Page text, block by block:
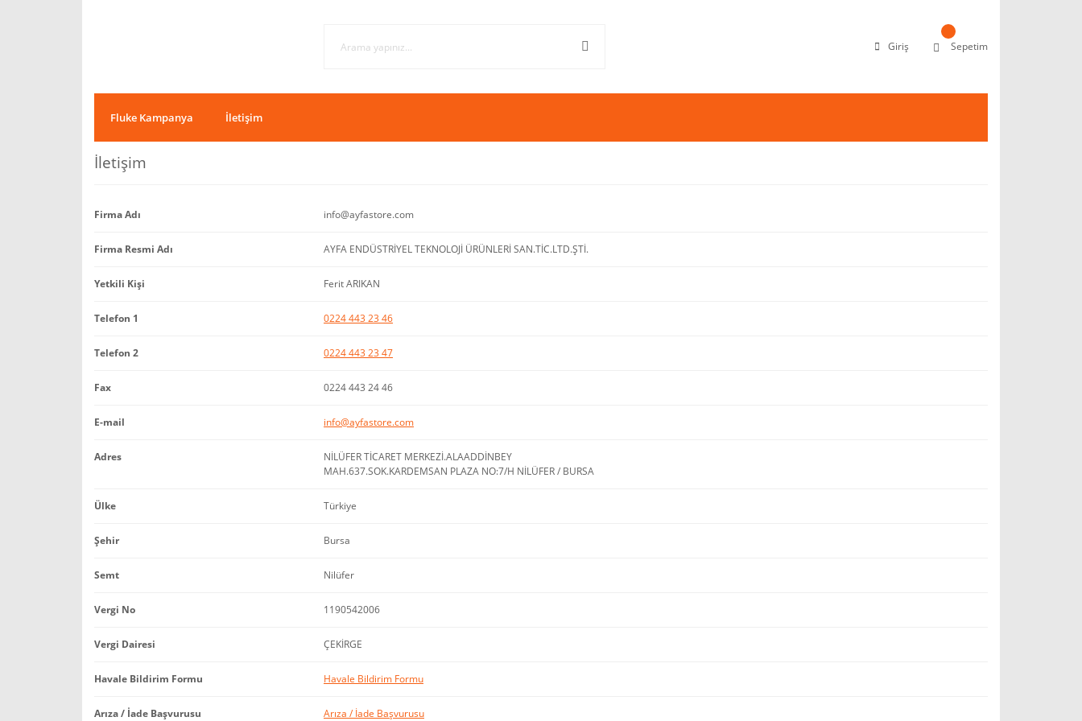
Giriş Sepetim
Fluke Kampanya İletişim
İletişim
Firma Adı info@ayfastore.com
Firma Resmi Adı AYFA ENDÜSTRİYEL TEKNOLOJİ ÜRÜNLERİ SAN.TİC.LTD.ŞTİ.
Yetkili Kişi Ferit ARIKAN
Telefon 1 0224 443 23 46
Telefon 2 0224 443 23 47
Fax 0224 443 24 46
E-mail info@ayfastore.com
Adres
NİLÜFER TİCARET MERKEZİ.ALAADDİNBEY
MAH.637.SOK.KARDEMSAN PLAZA NO:7/H NİLÜFER / BURSA
Ülke Türkiye
Şehir Bursa
Semt Nilüfer
Vergi No 1190542006
Vergi Dairesi ÇEKİRGE
Havale Bildirim Formu Havale Bildirim Formu
Arıza / İade Başvurusu Arıza / İade Başvurusu